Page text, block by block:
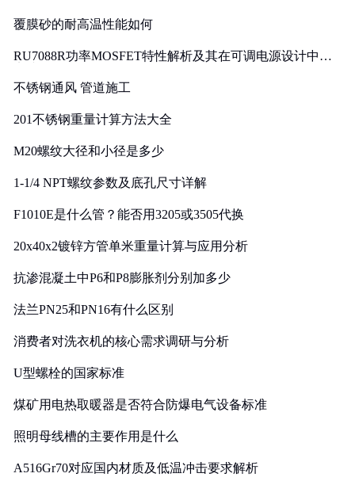
覆膜砂的耐高温性能如何
RU7088R功率MOSFET特性解析及其在可调电源设计中的
不锈钢通风 管道施工
201不锈钢重量计算方法大全
M20螺纹大径和小径是多少
1-1/4 NPT螺纹参数及底孔尺寸详解
F1010E是什么管？能否用3205或3505代换
20x40x2镀锌方管单米重量计算与应用分析
抗渗混凝土中P6和P8膨胀剂分别加多少
法兰PN25和PN16有什么区别
消费者对洗衣机的核心需求调研与分析
U型螺栓的国家标准
煤矿用电热取暖器是否符合防爆电气设备标准
照明母线槽的主要作用是什么
A516Gr70对应国内材质及低温冲击要求解析